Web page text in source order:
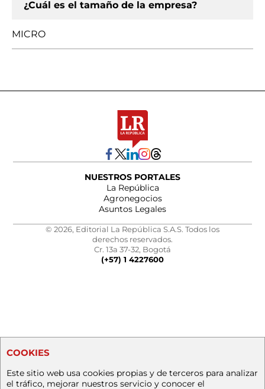
¿Cuál es el tamaño de la empresa?
MICRO
NUESTROS PORTALES
La República
Agronegocios
Asuntos Legales
© 2026, Editorial La República S.A.S. Todos los
derechos reservados.
Cr. 13a 37-32, Bogotá
(+57) 1 4227600
COOKIES
Este sitio web usa cookies propias y de terceros para analizar
el tráfico, mejorar nuestros servicio y conocer el